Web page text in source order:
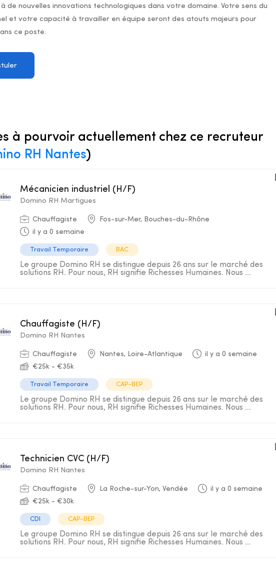
de nouvelles innovations technologiques dans votre domaine. Votre sens du
et votre capacité à travailler en équipe seront des atouts majeurs pour
ce poste.
à pourvoir actuellement chez ce recruteur
RH Nantes)
Mécanicien industriel (H/F)
Domino RH Martigues
Chauffagiste
Fos-sur-Mer, Bouches-du-Rhône
il y a 0 semaine
Travail Temporaire BAC
Le groupe Domino RH se distingue depuis 26 ans sur le marché des
solutions RH. Pour nous, RH signifie Richesses Humaines. Nous ...
Chauffagiste (H/F)
Domino RH Nantes
Chauffagiste Nantes, Loire-Atlantique
il y a 0 semaine
€25k - €35k
Travail Temporaire CAP-BEP
Le groupe Domino RH se distingue depuis 26 ans sur le marché des
solutions RH. Pour nous, RH signifie Richesses Humaines. Nous ...
Technicien CVC (H/F)
Domino RH Nantes
Chauffagiste La Roche-sur-Yon, Vendée
il y a 0 semaine
€25k - €30k
CDI CAP-BEP
Le groupe Domino RH se distingue depuis 26 ans sur le marché des
solutions RH. Pour nous, RH signifie Richesses Humaines. Nous ...